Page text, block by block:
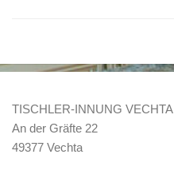
TISCHLER-INNUNG VECHTA
An der Gräfte 22
49377 Vechta